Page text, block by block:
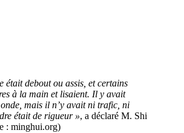
était debout ou assis, et certains
à la main et lisaient. Il y avait
mais il n’y avait ni trafic, ni
était de rigueur », a déclaré M. Shi
: minghui.org)